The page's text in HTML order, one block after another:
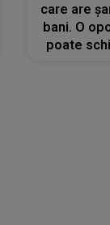
care are
bani. O
poate